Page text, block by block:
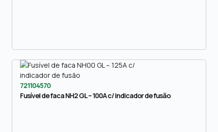
721104570
Fusível de faca NH2 GL – 100A c/ indicador de fusão